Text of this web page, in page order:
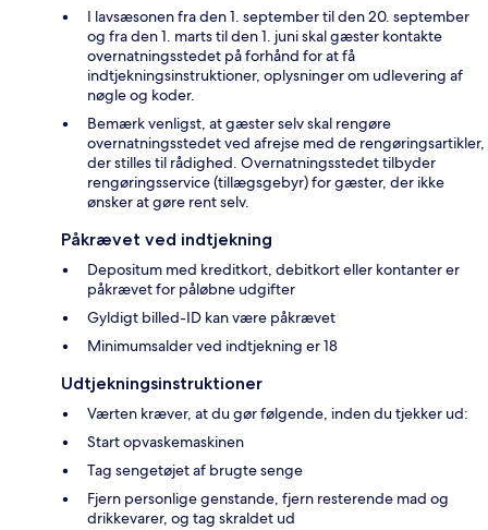
I lavsæsonen fra den 1. september til den 20. september
og fra den 1. marts til den 1. juni skal gæster kontakte
overnatningsstedet på forhånd for at få
indtjekningsinstruktioner, oplysninger om udlevering af
nøgle og koder.
Bemærk venligst, at gæster selv skal rengøre
overnatningsstedet ved afrejse med de rengøringsartikler,
der stilles til rådighed. Overnatningsstedet tilbyder
rengøringsservice (tillægsgebyr) for gæster, der ikke
ønsker at gøre rent selv.
Påkrævet ved indtjekning
Depositum med kreditkort, debitkort eller kontanter er
påkrævet for påløbne udgifter
Gyldigt billed-ID kan være påkrævet
Minimumsalder ved indtjekning er 18
Udtjekningsinstruktioner
Værten kræver, at du gør følgende, inden du tjekker ud:
Start opvaskemaskinen
Tag sengetøjet af brugte senge
Fjern personlige genstande, fjern resterende mad og
drikkevarer, og tag skraldet ud